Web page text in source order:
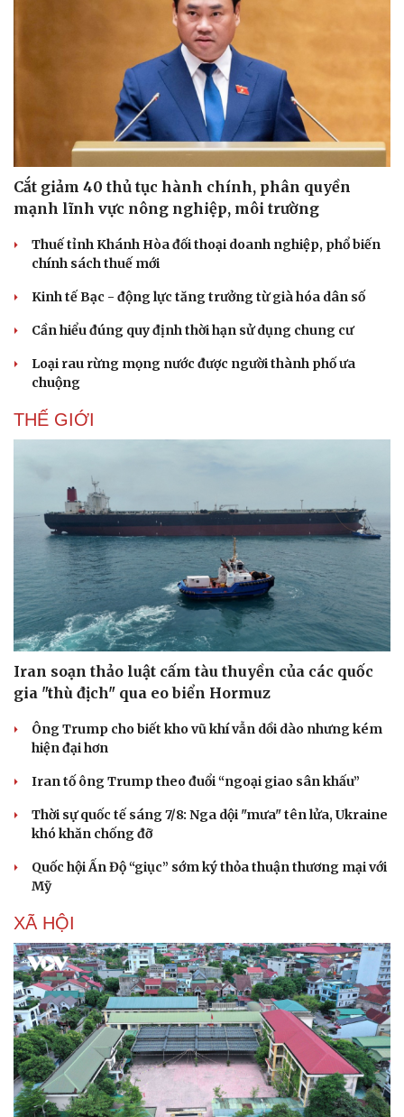
Quân sự - Quốc phòng
Vũ khí
Việt Nam
Phân tích
Thể thao
Lịch thi đấu bóng đá
Thế giới thể thao
eSports
Hậu trường
Tư vấn
Cắt giảm 40 thủ tục hành chính, phân quyền
mạnh lĩnh vực nông nghiệp, môi trường
Thuế tỉnh Khánh Hòa đối thoại doanh nghiệp, phổ biến
chính sách thuế mới
Kinh tế Bạc - động lực tăng trưởng từ già hóa dân số
Cần hiểu đúng quy định thời hạn sử dụng chung cư
Loại rau rừng mọng nước được người thành phố ưa
chuộng
THẾ GIỚI
Iran soạn thảo luật cấm tàu thuyền của các quốc
gia "thù địch" qua eo biển Hormuz
Ông Trump cho biết kho vũ khí vẫn dồi dào nhưng kém
hiện đại hơn
Iran tố ông Trump theo đuổi “ngoại giao sân khấu”
Thời sự quốc tế sáng 7/8: Nga dội "mưa" tên lửa, Ukraine
khó khăn chống đỡ
Quốc hội Ấn Độ “giục” sớm ký thỏa thuận thương mại với
Mỹ
XÃ HỘI